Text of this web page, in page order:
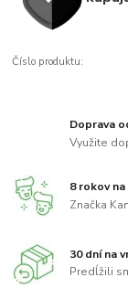
Číslo produktu:
Doprava
Využite
8 rokov
Značka
30 dní na
Predĺžili